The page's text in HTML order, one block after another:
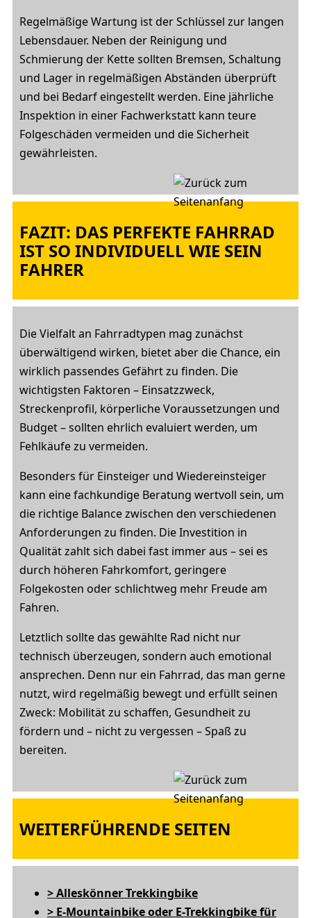
Regelmäßige Wartung ist der Schlüssel zur langen
Lebensdauer. Neben der Reinigung und
Schmierung der Kette sollten Bremsen, Schaltung
und Lager in regelmäßigen Abständen überprüft
und bei Bedarf eingestellt werden. Eine jährliche
Inspektion in einer Fachwerkstatt kann teure
Folgeschäden vermeiden und die Sicherheit
gewährleisten.
FAZIT: DAS PERFEKTE FAHRRAD
IST SO INDIVIDUELL WIE SEIN
FAHRER
Die Vielfalt an Fahrradtypen mag zunächst
überwältigend wirken, bietet aber die Chance, ein
wirklich passendes Gefährt zu finden. Die
wichtigsten Faktoren – Einsatzzweck,
Streckenprofil, körperliche Voraussetzungen und
Budget – sollten ehrlich evaluiert werden, um
Fehlkäufe zu vermeiden.
Besonders für Einsteiger und Wiedereinsteiger
kann eine fachkundige Beratung wertvoll sein, um
die richtige Balance zwischen den verschiedenen
Anforderungen zu finden. Die Investition in
Qualität zahlt sich dabei fast immer aus – sei es
durch höheren Fahrkomfort, geringere
Folgekosten oder schlichtweg mehr Freude am
Fahren.
Letztlich sollte das gewählte Rad nicht nur
technisch überzeugen, sondern auch emotional
ansprechen. Denn nur ein Fahrrad, das man gerne
nutzt, wird regelmäßig bewegt und erfüllt seinen
Zweck: Mobilität zu schaffen, Gesundheit zu
fördern und – nicht zu vergessen – Spaß zu
bereiten.
WEITERFÜHRENDE SEITEN
> Alleskönner Trekkingbike
> E-Mountainbike oder E-Trekkingbike für